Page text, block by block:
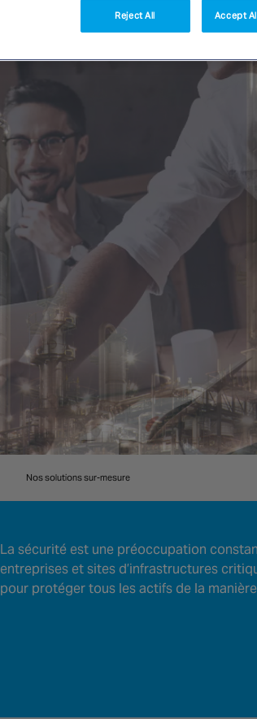
Nos solutions sur-mesure
La sécurité est une préoccupation
entreprises et sites d’infrastructures
pour protéger tous les actifs de la
Reject All Accept